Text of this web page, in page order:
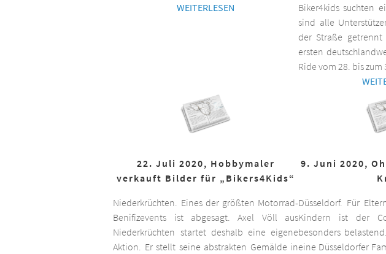
WEITERLESEN
Biker4kids suchten
sind alle
der Straße
ersten
Ride vom 28. bis
22. Juli 2020, Hobbymaler
verkauft Bilder für „Bikers4Kids“
Niederkrüchten. Eines der größten Motorrad-
Benifizevents ist abgesagt. Axel Völl aus
Niederkrüchten startet deshalb eine eigene
Aktion. Er stellt seine abstrakten Gemälde in
9. Juni 2020,
Düsseldorf. Für
Kindern ist der
besonders
eine Düsseldorfer